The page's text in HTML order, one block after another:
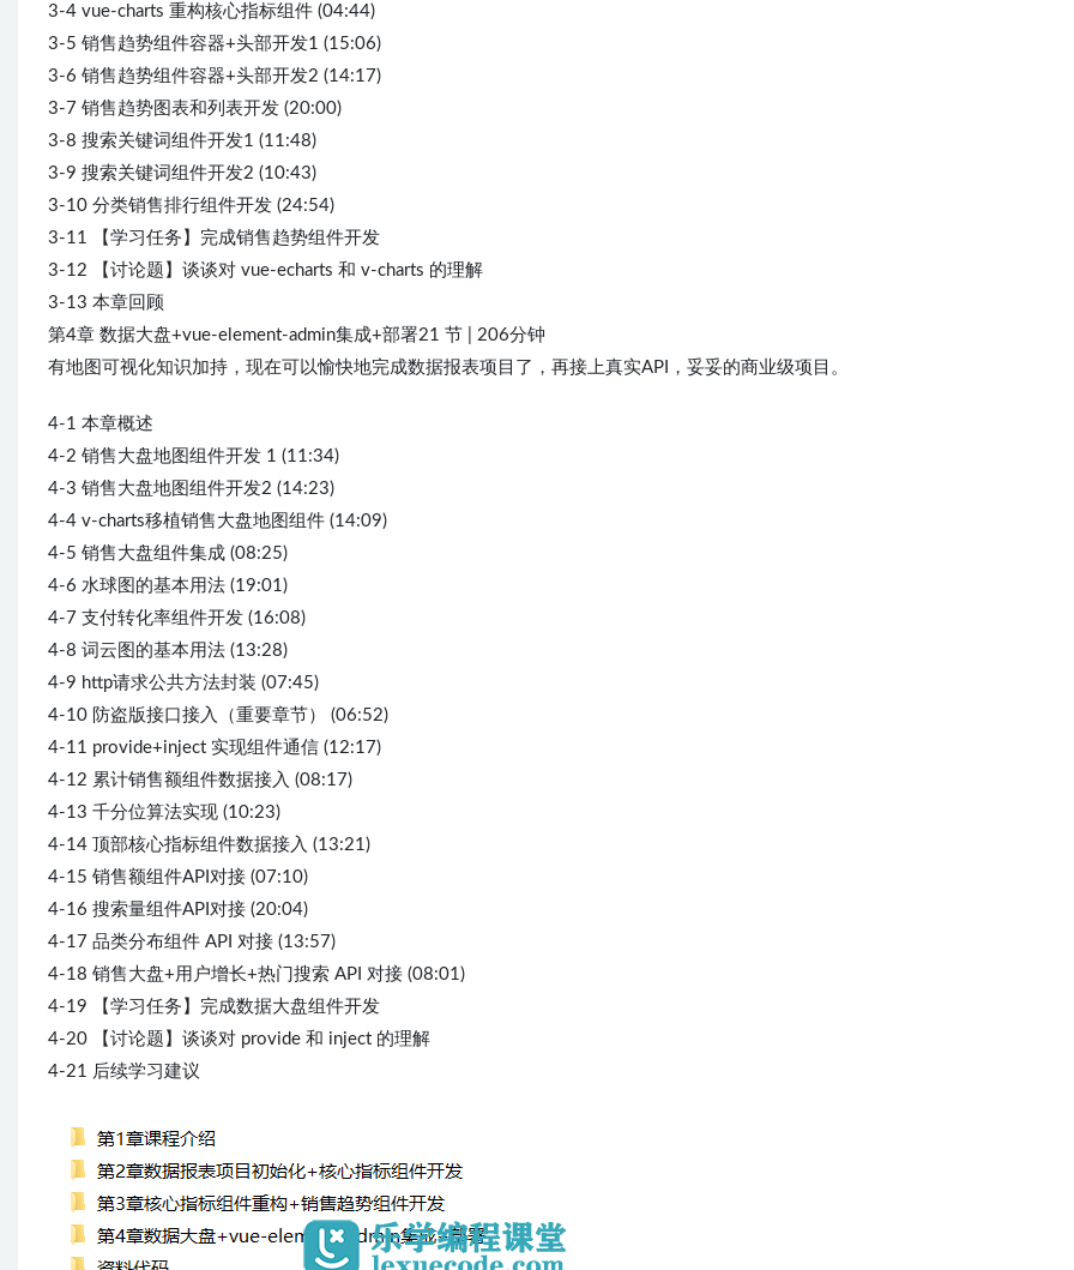
3-4 vue-charts 重构核心指标组件 (04:44)
3-5 销售趋势组件容器+头部开发1 (15:06)
3-6 销售趋势组件容器+头部开发2 (14:17)
3-7 销售趋势图表和列表开发 (20:00)
3-8 搜索关键词组件开发1 (11:48)
3-9 搜索关键词组件开发2 (10:43)
3-10 分类销售排行组件开发 (24:54)
3-11 【学习任务】完成销售趋势组件开发
3-12 【讨论题】谈谈对 vue-echarts 和 v-charts 的理解
3-13 本章回顾
第4章 数据大盘+vue-element-admin集成+部署21 节 | 206分钟
有地图可视化知识加持，现在可以愉快地完成数据报表项目了，再接上真实API，妥妥的商业级项目。
4-1 本章概述
4-2 销售大盘地图组件开发 1 (11:34)
4-3 销售大盘地图组件开发2 (14:23)
4-4 v-charts移植销售大盘地图组件 (14:09)
4-5 销售大盘组件集成 (08:25)
4-6 水球图的基本用法 (19:01)
4-7 支付转化率组件开发 (16:08)
4-8 词云图的基本用法 (13:28)
4-9 http请求公共方法封装 (07:45)
4-10 防盗版接口接入（重要章节） (06:52)
4-11 provide+inject 实现组件通信 (12:17)
4-12 累计销售额组件数据接入 (08:17)
4-13 千分位算法实现 (10:23)
4-14 顶部核心指标组件数据接入 (13:21)
4-15 销售额组件API对接 (07:10)
4-16 搜索量组件API对接 (20:04)
4-17 品类分布组件 API 对接 (13:57)
4-18 销售大盘+用户增长+热门搜索 API 对接 (08:01)
4-19 【学习任务】完成数据大盘组件开发
4-20 【讨论题】谈谈对 provide 和 inject 的理解
4-21 后续学习建议